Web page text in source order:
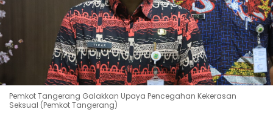
Pemkot Tangerang Galakkan Upaya Pencegahan Kekerasan
Seksual (Pemkot Tangerang)